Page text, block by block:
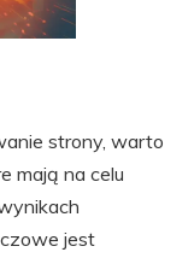
strony, warto
mają na celu
jest